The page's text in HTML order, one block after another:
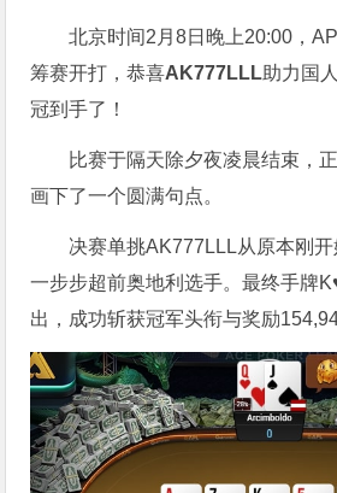
北京时间2月8日晚上20:00，
筹赛开打，恭喜AK777LLL助力国
冠到手了！
比赛于隔天除夕夜凌晨结束，
画下了一个圆满句点。
决赛单挑AK777LLL从原本刚开
一步步超前奥地利选手。最终手牌
出，成功斩获冠军头衔与奖励